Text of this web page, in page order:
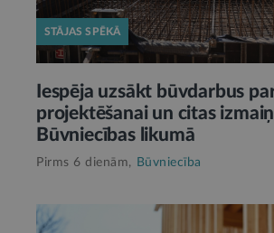
STĀJAS SPĒKĀ
Iespēja uzsākt būvdarbus
projektēšanai un citas
Būvniecības likumā
Pirms 6 dienām, Būvniecība